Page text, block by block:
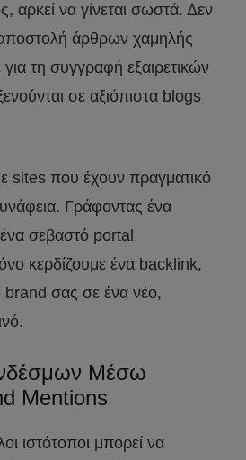
αρκεί να γίνεται σωστά. Δεν
αποστολή άρθρων χαμηλής
τη συγγραφή εξαιρετικών
σε αξιόπιστα blogs
sites που έχουν πραγματικό
Γράφοντας ένα
σεβαστό portal
κερδίζουμε ένα backlink,
brand σας σε ένα νέο,
Μέσω
Mentions
ιστότοποι μπορεί να